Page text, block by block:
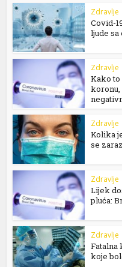
Zdravlje
Covid-
ljude
Zdravlje
Kako to
koronu,
Zdravlje
Kolika
se
Zdravlje
Lijek
pluća:
Zdravlje
Fatalna
koje